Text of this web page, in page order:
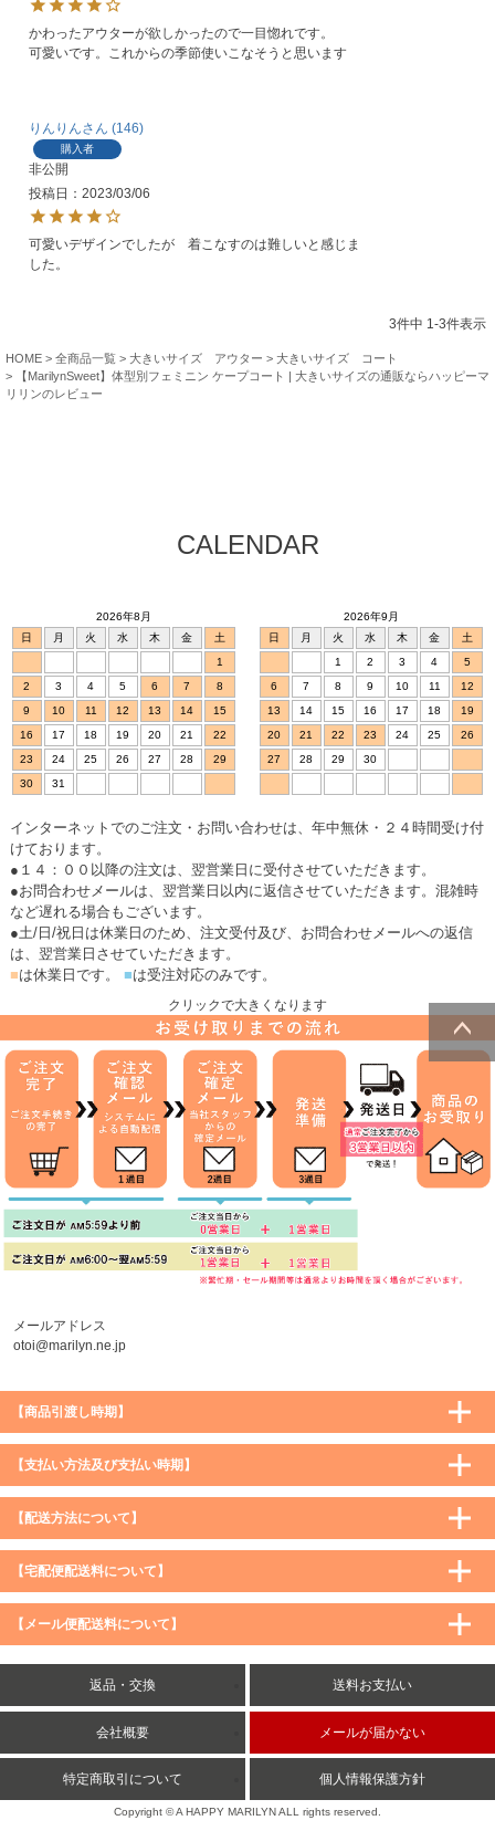
かわったアウターが欲しかったので一目惚れです。
可愛いです。これからの季節使いこなそうと思います
りんりん 146
購入者
非公開
投稿日
2023/03/06
可愛いデザインでしたが　着こなすのは難しいと感じま
した。
3件中 1-3件表示
HOME 全商品一覧 大きいサイズ アウター
大きいサイズ コート
【MarilynSweet】体型別フェミニン ケープコート | 大きいサイズの通販ならハッピーマ
リリンのレビュー
CALENDAR
2026年8月
日
月 火 水 木 金
土
1
2
3 4 5 6 7
8
9
10 11 12 13 14
15
16
17 18 19 20 21
22
23
24 25 26 27 28
29
30
31
2026年9月
日
月 火 水 木 金
土
1
2 3 4
5
6
7 8 9 10 11
12
13
14 15 16 17 18
19
20
21 22 23 24 25
26
27
28 29 30
インターネットでのご注文・お問い合わせは、年中無休・２４時間受け付
けております。
●１４：００以降の注文は、翌営業日に受付させていただきます。
●お問合わせメールは、翌営業日以内に返信させていただきます。混雑時
など遅れる場合もございます。
●土/日/祝日は休業日のため、注文受付及び、お問合わせメールへの返信
は、翌営業日させていただきます。
■は休業日です。 ■は受注対応のみです。
クリックで大きくなります
メールアドレス
otoi@marilyn.ne.jp
【商品引渡し時期】
【支払い方法及び支払い時期】
【配送方法について】
【宅配便配送料について】
購入価格 ／ 地域 通常 沖縄・離島など一部地域
5,900円（税込）未満
590円（税込）
【メール便配送料について】
5,900円（税込）以上
返品・交換 送料お支払い
会社概要 メールが届かない
特定商取引について 個人情報保護方針
Copyright © A HAPPY MARILYN ALL rights reserved.